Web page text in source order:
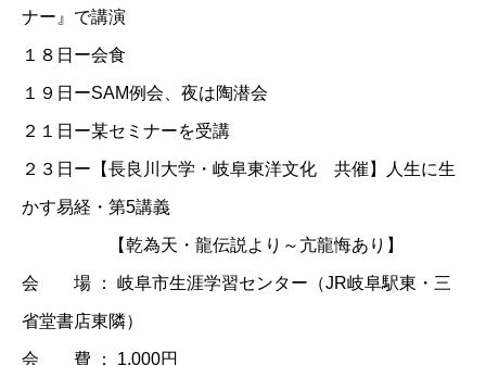
ナー』で講演
１８日ー会食
１９日ーSAM例会、夜は陶潜会
２１日ー某セミナーを受講
２３日ー【長良川大学・岐阜東洋文化 共催】人生に生
かす易経・第5講義
【乾為天・龍伝説より～亢龍悔あり】
会 場 ： 岐阜市生涯学習センター（JR岐阜駅東・三
省堂書店東隣）
会 費 ： 1,000円